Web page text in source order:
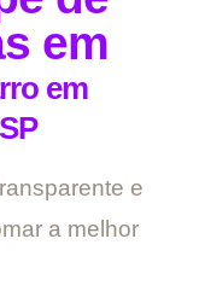
em
em
e
a melhor